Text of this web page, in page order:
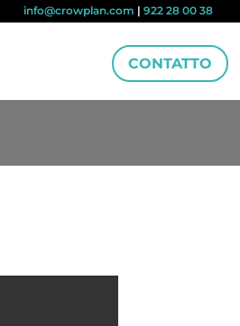
info@crowplan.com | 922 28 00 38
CONTATTO